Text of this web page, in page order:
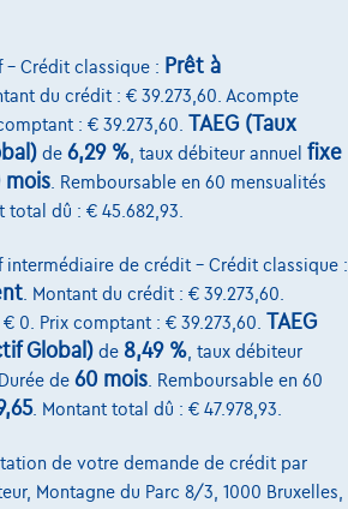
– Crédit classique : Prêt à
du crédit : € 39.273,60. Acompte
: € 39.273,60.
TAEG (Taux
de 6,29 %, taux débiteur annuel fixe
mois. Remboursable en 60 mensualités
total dû : € 45.682,93.
intermédiaire de crédit – Crédit classique :
. Montant du crédit : € 39.273,60.
0. Prix comptant : € 39.273,60. TAEG
Global) de 8,49 % , taux débiteur
de 60 mois . Remboursable en 60
. Montant total dû : € 47.978,93.
de votre demande de crédit par
Montagne du Parc 8/3, 1000 Bruxelles,